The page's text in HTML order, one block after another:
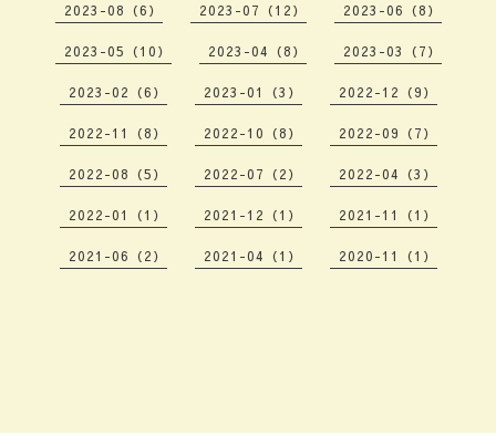
2023-08（6） 2023-07（12） 2023-06（8）
2023-05（10） 2023-04（8） 2023-03（7）
2023-02（6） 2023-01（3） 2022-12（9）
2022-11（8） 2022-10（8） 2022-09（7）
2022-08（5） 2022-07（2） 2022-04（3）
2022-01（1） 2021-12（1） 2021-11（1）
2021-06（2） 2021-04（1） 2020-11（1）